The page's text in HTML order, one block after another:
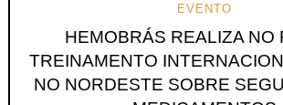
EVENTO
HEMOBRÁS REALIZA NO
TREINAMENTO
NO NORDESTE SOBRE